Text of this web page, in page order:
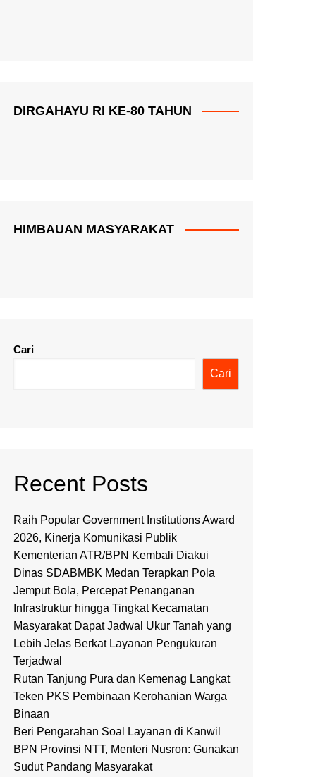
DIRGAHAYU RI KE-80 TAHUN
HIMBAUAN MASYARAKAT
Cari
Cari
Recent Posts
Raih Popular Government Institutions Award
2026, Kinerja Komunikasi Publik
Kementerian ATR/BPN Kembali Diakui
Dinas SDABMBK Medan Terapkan Pola
Jemput Bola, Percepat Penanganan
Infrastruktur hingga Tingkat Kecamatan
Masyarakat Dapat Jadwal Ukur Tanah yang
Lebih Jelas Berkat Layanan Pengukuran
Terjadwal
Rutan Tanjung Pura dan Kemenag Langkat
Teken PKS Pembinaan Kerohanian Warga
Binaan
Beri Pengarahan Soal Layanan di Kanwil
BPN Provinsi NTT, Menteri Nusron: Gunakan
Sudut Pandang Masyarakat